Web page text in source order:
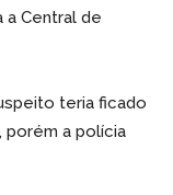
Central de
teria ficado
porém a polícia